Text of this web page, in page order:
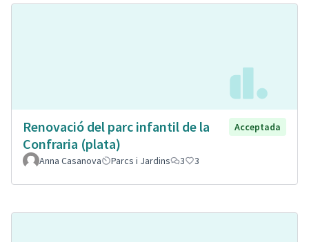
Renovació del parc infantil de la
Confraria (plata)
Acceptada
Anna Casanova Parcs i Jardins 3 3